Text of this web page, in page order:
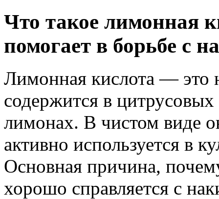
Что такое лимонная
помогает в борьбе с
Лимонная кислота — это
содержится в
лимонах. В чистом виде
активно используется в
Основная причина,
хорошо справляется с